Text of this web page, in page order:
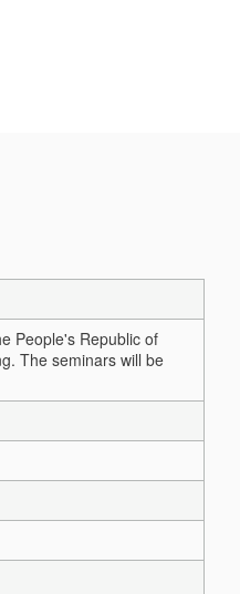
People's Republic of
The seminars will be